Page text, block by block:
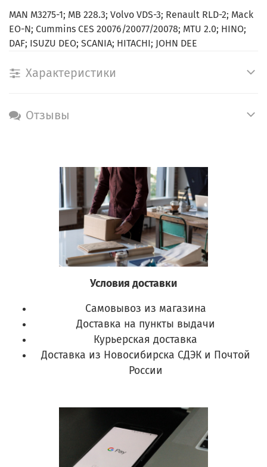
MAN M3275-1; MB 228.3; Volvo VDS-3; Renault RLD-2; Mack
EO-N; Cummins CES 20076/20077/20078; MTU 2.0; HINO;
DAF; ISUZU DEO; SCANIA; HITACHI; JOHN DEE
Характеристики
Отзывы
Условия доставки
Самовывоз из магазина
Доставка на пункты выдачи
Курьерская доставка
Доставка из Новосибирска СДЭК и Почтой
России